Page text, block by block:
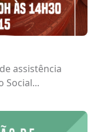
assistência
Social...